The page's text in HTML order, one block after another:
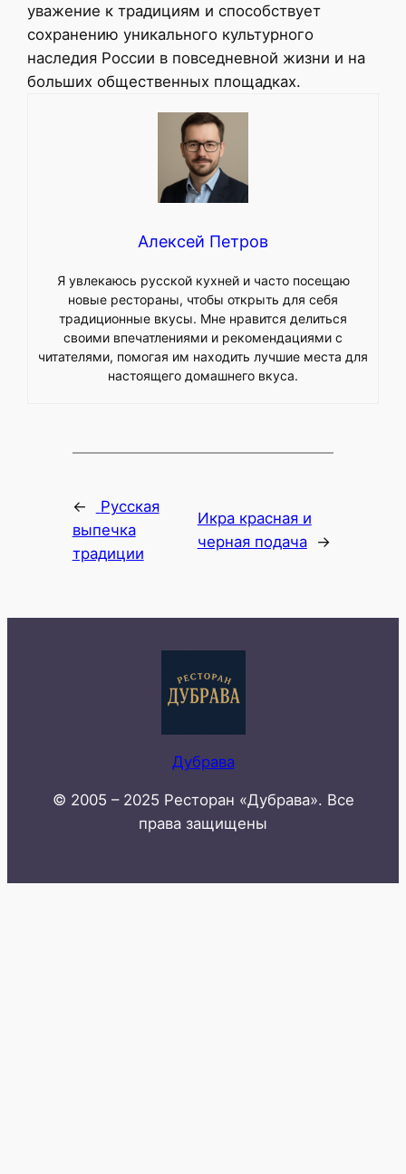
уважение к традициям и способствует
сохранению уникального культурного
наследия России в повседневной жизни и на
больших общественных площадках.
Алексей Петров
Я увлекаюсь русской кухней и часто посещаю
новые рестораны, чтобы открыть для себя
традиционные вкусы. Мне нравится делиться
своими впечатлениями и рекомендациями с
читателями, помогая им находить лучшие места для
настоящего домашнего вкуса.
←
Русская
выпечка
традиции
Икра красная и
черная подача
→
Дубрава
© 2005 – 2025 Ресторан «Дубрава». Все
права защищены